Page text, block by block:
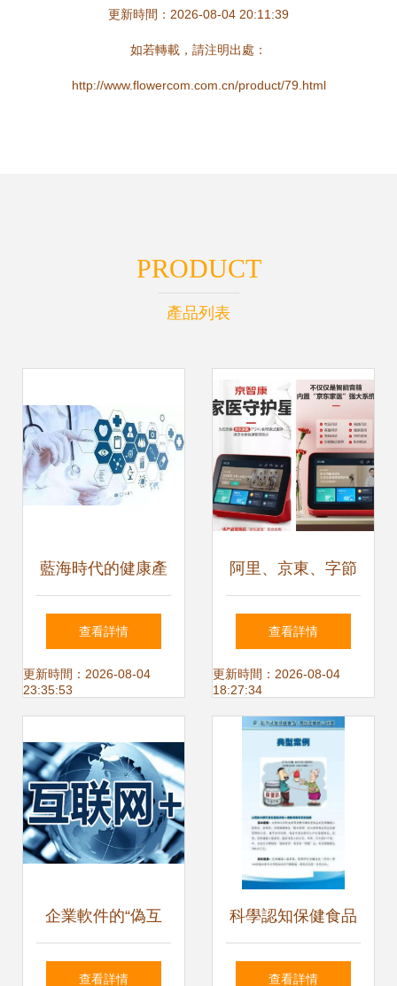
更新時間：2026-08-04 20:11:39
如若轉載，請注明出處：
http://www.flowercom.com.cn/product/79.html
PRODUCT
產品列表
藍海時代的健康產
業 壹健康快人一
步，領航健康咨詢
查看詳情
更新時間：2026-08-04
23:35:53
阿里、京東、字節
陸續涌入，“互聯網
+醫療健康”會是下
一個社區團購嗎？
查看詳情
更新時間：2026-08-04
18:27:34
企業軟件的“偽互
聯”虛火與“真互
查看詳情
科學認知保健食品
明白理性放心消費
查看詳情